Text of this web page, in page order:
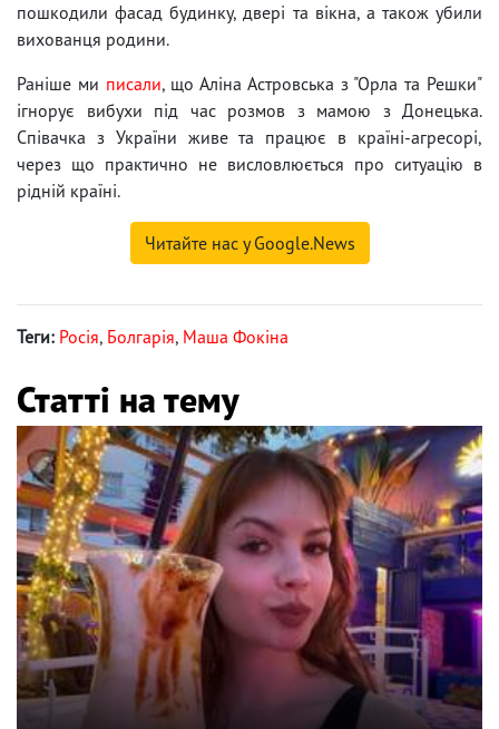
пошкодили фасад будинку, двері та вікна, а також убили
вихованця родини.
Раніше ми писали, що Аліна Астровська з "Орла та Решки"
ігнорує вибухи під час розмов з мамою з Донецька.
Співачка з України живе та працює в країні-агресорі,
через що практично не висловлюється про ситуацію в
рідній країні.
Читайте нас у Google.News
Теги: Росія, Болгарія, Маша Фокіна
Статті на тему